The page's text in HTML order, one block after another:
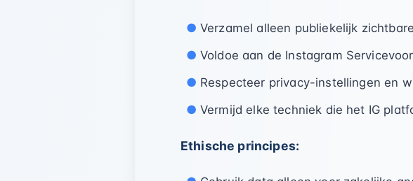
Verzamel alleen publiekelijk
Voldoe aan de Instagram
Respecteer privacy-instellingen en
Vermijd elke techniek die het IG
Ethische principes: